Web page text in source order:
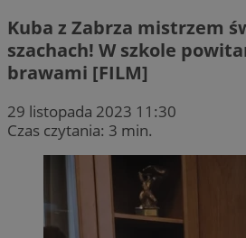
Kuba z Zabrza mistrzem
szachach! W szkole
brawami [FILM]
29 listopada 2023 11:30
Czas czytania: 3 min.